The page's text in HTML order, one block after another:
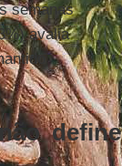
semanas
avalia
define